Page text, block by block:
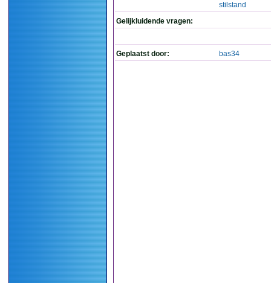
stilstand
Gelijkluidende vragen:
Geplaatst door: bas34